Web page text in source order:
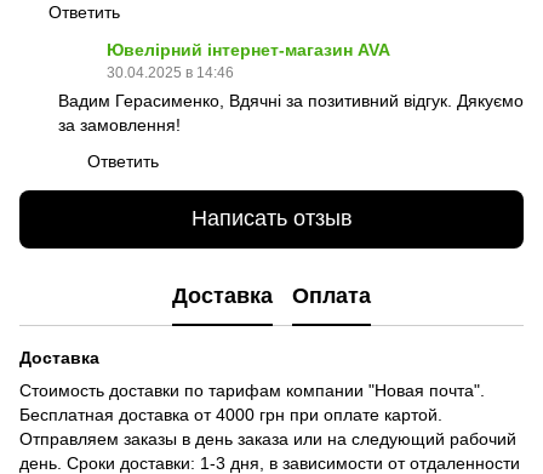
Ответить
Ювелірний інтернет-магазин AVA
30.04.2025 в 14:46
Вадим Герасименко, Вдячні за позитивний відгук. Дякуємо
за замовлення!
Ответить
Написать отзыв
Доставка Оплата
Доставка
Стоимость доставки по тарифам компании "Новая почта".
Бесплатная доставка от 4000 грн при оплате картой.
Отправляем заказы в день заказа или на следующий рабочий
день. Сроки доставки: 1-3 дня, в зависимости от отдаленности